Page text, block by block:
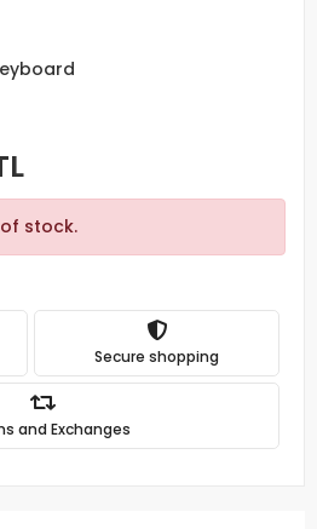
stock.
Secure shopping
and Exchanges